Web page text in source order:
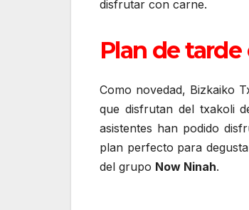
disfrutar con carne.
Plan de
Como novedad, Bizkaiko
que disfrutan del txakoli
asistentes han podido
plan perfecto para
del grupo Now Ninah.